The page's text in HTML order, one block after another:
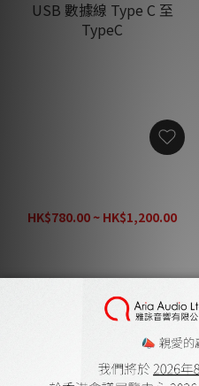
TypeC
HK$780.00 ~ HK$1,200.00